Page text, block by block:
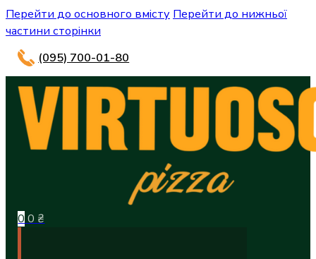
Перейти до основного вмісту Перейти до нижньої
частини сторінки
(095) 700-01-80
0 0 ₴